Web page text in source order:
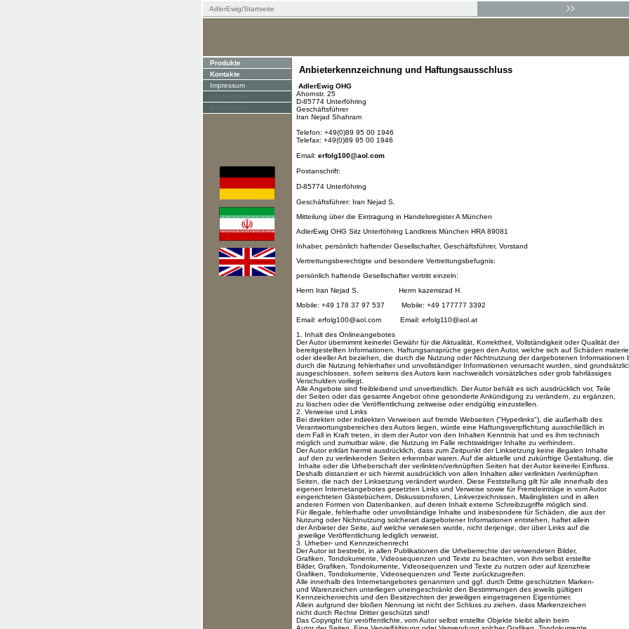
AdlerEwig/Startseite
Produkte
Kontakte
Impressum
Nachrichten
Geschichte
Anbieterkennzeichnung und Haftungsausschluss
AdlerEwig OHG
Ahornstr. 25
D-85774 Unterföhring
Geschäftsführer
Iran Nejad Shahram
Telefon: +49(0)89 95 00 1946
Telefax: +49(0)89 95 00 1946
Email: erfolg100@aol.com
Postanschrift:
D-85774 Unterföhring
Geschäftsführer: Iran Nejad S.
Mitteilung über die Eintragung in Handelsregister A München
AdlerEwig OHG Sitz Unterföhring Landkreis München HRA 89081
Inhaber, persönlich haftender Gesellschafter, Geschäftsführer, Vorstand
Vertrettungsberechtigte und besondere Vertrettungsbefugnis:
persönlich haftende Gesellschafter vertritt einzeln:
Herrn Iran Nejad S. Herrn kazemizad H.
Mobile: +49 178 37 97 537 Mobile: +49 177777 3392
Email: erfolg100@aol.comEmail: erfolg110@aol.at
1. Inhalt des Onlineangebotes
Der Autor übernimmt keinerlei Gewähr für die Aktualität, Korrektheit, Vollständigkeit oder Qualität der
bereitgestellten Informationen. Haftungsansprüche gegen den Autor, welche sich auf Schäden
oder ideeller Art beziehen, die durch die Nutzung oder Nichtnutzung der dargebotenen Informationen
durch die Nutzung fehlerhafter und unvollständiger Informationen verursacht wurden, sind
ausgeschlossen, sofern seitens des Autors kein nachweislich vorsätzliches oder grob fahrlässiges
Verschulden vorliegt.
Alle Angebote sind freibleibend und unverbindlich. Der Autor behält es sich ausdrücklich vor, Teile
der Seiten oder das gesamte Angebot ohne gesonderte Ankündigung zu verändern, zu ergänzen,
zu löschen oder die Veröffentlichung zeitweise oder endgültig einzustellen.
2. Verweise und Links
Bei direkten oder indirekten Verweisen auf fremde Webseiten ("Hyperlinks"), die außerhalb des
Verantwortungsbereiches des Autors liegen, würde eine Haftungsverpflichtung ausschließlich in
dem Fall in Kraft treten, in dem der Autor von den Inhalten Kenntnis hat und es ihm technisch
möglich und zumutbar wäre, die Nutzung im Falle rechtswidriger Inhalte zu verhindern.
Der Autor erklärt hiermit ausdrücklich, dass zum Zeitpunkt der Linksetzung keine illegalen Inhalte
auf den zu verlinkenden Seiten erkennbar waren. Auf die aktuelle und zukünftige Gestaltung, die
Inhalte oder die Urheberschaft der verlinkten/verknüpften Seiten hat der Autor keinerlei Einfluss.
Deshalb distanziert er sich hiermit ausdrücklich von allen Inhalten aller verlinkten /verknüpften
Seiten, die nach der Linksetzung verändert wurden. Diese Feststellung gilt für alle innerhalb des
eigenen Internetangebotes gesetzten Links und Verweise sowie für Fremdeinträge in vom Autor
eingerichteten Gästebüchern, Diskussionsforen, Linkverzeichnissen, Mailinglisten und in allen
anderen Formen von Datenbanken, auf deren Inhalt externe Schreibzugriffe möglich sind.
Für illegale, fehlerhafte oder unvollständige Inhalte und insbesondere für Schäden, die aus der
Nutzung oder Nichtnutzung solcherart dargebotener Informationen entstehen, haftet allein
der Anbieter der Seite, auf welche verwiesen wurde, nicht derjenige, der über Links auf die
jeweilige Veröffentlichung lediglich verweist.
3. Urheber- und Kennzeichenrecht
Der Autor ist bestrebt, in allen Publikationen die Urheberrechte der verwendeten Bilder,
Grafiken, Tondokumente, Videosequenzen und Texte zu beachten, von ihm selbst erstellte
Bilder, Grafiken, Tondokumente, Videosequenzen und Texte zu nutzen oder auf lizenzfreie
Grafiken, Tondokumente, Videosequenzen und Texte zurückzugreifen.
Alle innerhalb des Internetangebotes genannten und ggf. durch Dritte geschützten Marken-
und Warenzeichen unterliegen uneingeschränkt den Bestimmungen des jeweils gültigen
Kennzeichenrechts und den Besitzrechten der jeweiligen eingetragenen Eigentümer.
Allein aufgrund der bloßen Nennung ist nicht der Schluss zu ziehen, dass Markenzeichen
nicht durch Rechte Dritter geschützt sind!
Das Copyright für veröffentlichte, vom Autor selbst erstellte Objekte bleibt allein beim